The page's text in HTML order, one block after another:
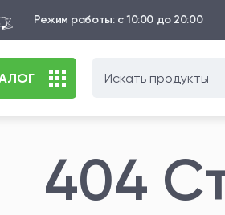
Режим работы: с 10:00 до 20:00
404